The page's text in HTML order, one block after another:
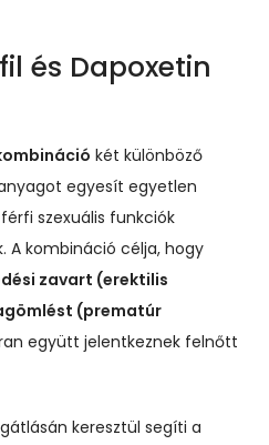
és Dapoxetin
két különböző
egyesít egyetlen
szexuális funkciók
A kombináció célja, hogy
zavart (erektilis
(prematúr
együtt jelentkeznek felnőtt
keresztül segíti a